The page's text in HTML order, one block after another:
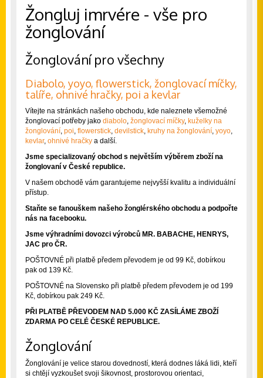
Žongluj imrvére - vše pro
žonglování
Žonglování pro všechny
Diabolo, yoyo, flowerstick, žonglovací míčky,
talíře, ohnivé hračky, poi a kevlar
Vítejte na stránkách našeho obchodu, kde naleznete všemožné
žonglovací potřeby jako diabolo, žonglovací míčky, kuželky na
žonglování, poi, flowerstick, devilstick, kruhy na žonglování, yoyo,
kevlar, ohnivé hračky a další.
Jsme specializovaný obchod s největším výběrem zboží na
žonglovaní v České republice.
V našem obchodě vám garantujeme nejvyšší kvalitu a individuální
přístup.
Staňte se fanouškem našeho žonglérského obchodu a podpořte
nás na facebooku.
Jsme výhradními dovozci výrobců MR. BABACHE, HENRYS,
JAC pro ČR.
POŠTOVNÉ při platbě předem převodem je od 99 Kč, dobírkou
pak od 139 Kč.
POŠTOVNÉ na Slovensko při platbě předem převodem je od 199
Kč, dobírkou pak 249 Kč.
PŘI PLATBĚ PŘEVODEM NAD 5.000 KČ ZASÍLÁME ZBOŽÍ
ZDARMA PO CELÉ ČESKÉ REPUBLICE.
Žonglování
Žonglování je velice starou dovedností, která dodnes láká lidi, kteří
si chtějí vyzkoušet svoji šikovnost, prostorovou orientaci,